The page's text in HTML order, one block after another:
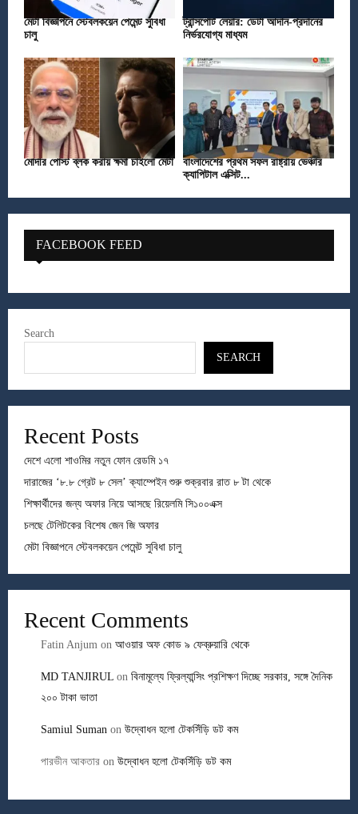
মেটা বিজ্ঞাপনে স্টেবলকয়েন পেমেন্ট সুবিধা
চালু
ট্রান্সপোর্ট লেয়ার: ডেটা আদান-প্রদানের
নির্ভরযোগ্য মাধ্যম
মোদীর পোস্ট ব্লক করায় ক্ষমা চাইলো মেটা
বাংলাদেশের প্রথম সফল রাষ্ট্রীয় ভেঞ্চার
ক্যাপিটাল এক্সিট...
FACEBOOK FEED
Search
SEARCH
Recent Posts
দেশে এলো শাওমির নতুন ফোন রেডমি ১৭
দারাজের ‘৮.৮ গ্রেট ৮ সেল’ ক্যাম্পেইন শুরু শুক্রবার রাত ৮ টা থেকে
শিক্ষার্থীদের জন্য অফার নিয়ে আসছে রিয়েলমি সি১০০এক্স
চলছে টেলিটকের বিশেষ জেন জি অফার
মেটা বিজ্ঞাপনে স্টেবলকয়েন পেমেন্ট সুবিধা চালু
Recent Comments
Fatin Anjum on আওয়ার অফ কোড ৯ ফেব্রুয়ারি থেকে
MD TANJIRUL on বিনামূল্যে ফ্রিল্যান্সিং প্রশিক্ষণ দিচ্ছে সরকার, সঙ্গে দৈনিক
২০০ টাকা ভাতা
Samiul Suman on উদ্বোধন হলো টেকসিঁড়ি ডট কম
পারভীন আকতার on উদ্বোধন হলো টেকসিঁড়ি ডট কম